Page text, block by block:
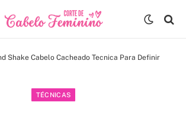
Shake Cabelo Cacheado Tecnica Para Definir
TÉCNICAS